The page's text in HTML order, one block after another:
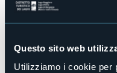
Questo sito web
Utilizziamo i cookie per
Accesso disabili
No
Sala congressi